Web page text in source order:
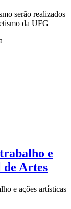
serão realizados
da UFG
e
de Artes
e ações artísticas